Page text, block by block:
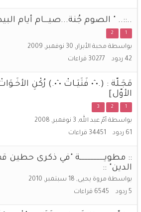
..::.. " الصوم جُنة...صيـــام أيام
1
2
بواسطة محبة الأبرار, 30 نوفمبر, 2009
42 ردود 30277 قراءات
مَجَـلّة : (.•ˆ• فَتَيَـاتْ •ˆ•.) رُكْنِ
الأوّل]
1
2
3
بواسطة أمّ عبد الله, 3 نوفمبر, 2008
61 ردود 34451 قراءات
:: مطويــــــــــــــــة "في ذكرى
الدين" ::
بواسطة مروة يحيى, 18 سبتمبر, 2010
5 ردود 6545 قراءات